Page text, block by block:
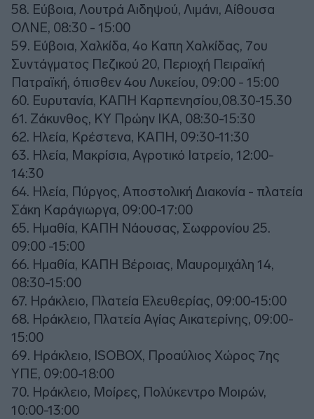
58. Εύβοια, Λουτρά Αιδηψού, Λιμάνι, Αίθουσα
ΟΛΝΕ, 08:30 - 15:00
59. Εύβοια, Χαλκίδα, 4ο Καπη Χαλκίδας, 7ου
Συντάγματος Πεζικού 20, Περιοχή Πειραϊκή
Πατραϊκή, όπισθεν 4ου Λυκείου, 09:00 - 15:00
60. Ευρυτανία, ΚΑΠΗ Καρπενησίου,08.30-15.30
61. Ζάκυνθος, ΚΥ Πρώην ΙΚΑ, 08:30-15:30
62. Ηλεία, Κρέστενα, ΚΑΠΗ, 09:30-11:30
63. Ηλεία, Μακρίσια, Αγροτικό Ιατρείο, 12:00-
14:30
64. Ηλεία, Πύργος, Αποστολική Διακονία - πλατεία
Σάκη Καράγιωργα, 09:00-17:00
65. Ημαθία, ΚΑΠΗ Νάουσας, Σωφρονίου 25.
09:00 -15:00
66. Ημαθία, ΚΑΠΗ Βέροιας, Μαυρομιχάλη 14,
08:30-15:00
67. Ηράκλειο, Πλατεία Ελευθερίας, 09:00-15:00
68. Ηράκλειο, Πλατεία Αγίας Αικατερίνης, 09:00-
15:00
69. Ηράκλειο, ISOBOX, Προαύλιος Χώρος 7ης
ΥΠΕ, 09:00-18:00
70. Ηράκλειο, Μοίρες, Πολύκεντρο Μοιρών,
10:00-13:00